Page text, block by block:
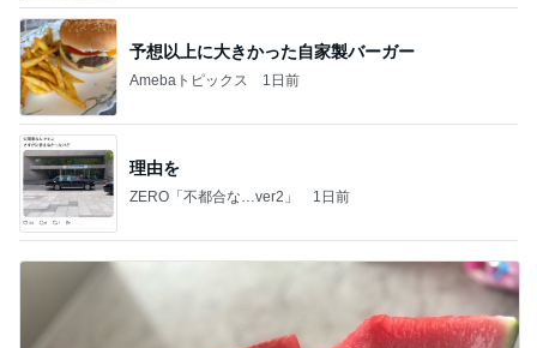
予想以上に大きかった自家製バーガー
Amebaトピックス 1日前
理由を
ZERO「不都合な…ver2」 1日前